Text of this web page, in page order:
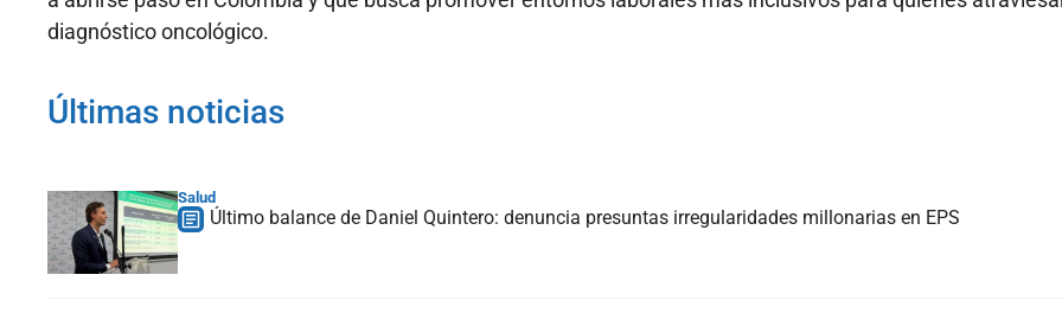
diagnóstico oncológico.
Últimas noticias
Salud
Último balance de Daniel Quintero: denuncia presuntas irregularidades millonarias en EPS